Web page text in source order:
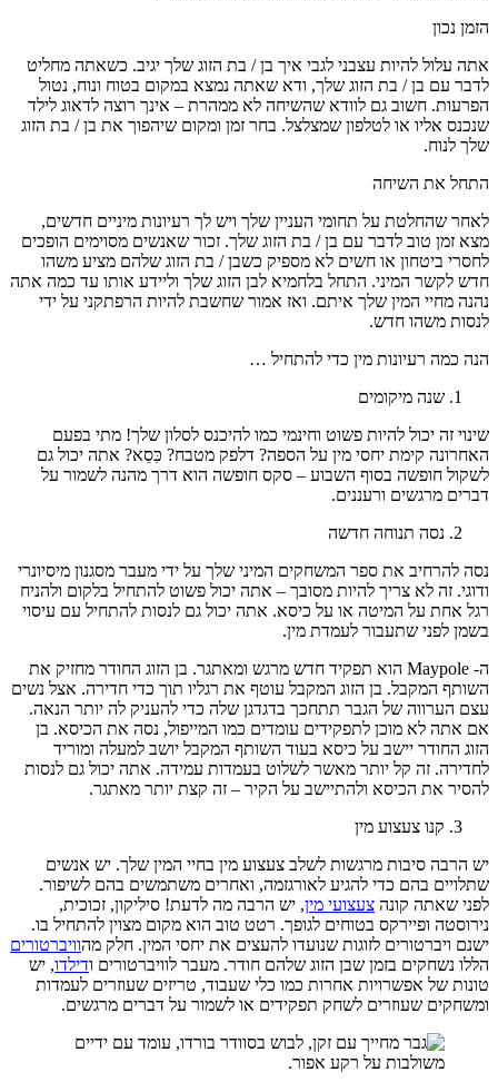
הזמן נכון
אתה עלול להיות עצבני לגבי איך בן / בת הזוג שלך יגיב. כשאתה מחליט
לדבר עם בן / בת הזוג שלך, ודא שאתה נמצא במקום בטוח ונוח, נטול
הפרעות. חשוב גם לוודא שהשיחה לא ממהרת – אינך רוצה לדאוג לילד
שנכנס אליו או לטלפון שמצלצל. בחר זמן ומקום שיהפוך את בן / בת הזוג
שלך לנוח.
התחל את השיחה
לאחר שהחלטת על תחומי העניין שלך ויש לך רעיונות מיניים חדשים,
מצא זמן טוב לדבר עם בן / בת הזוג שלך. זכור שאנשים מסוימים הופכים
לחסרי ביטחון או חשים לא מספיק כשבן / בת הזוג שלהם מציע משהו
חדש לקשר המיני. התחל בלחמיא לבן הזוג שלך וליידע אותו עד כמה אתה
נהנה מחיי המין שלך איתם. ואז אמור שחשבת להיות הרפתקני על ידי
לנסות משהו חדש.
הנה כמה רעיונות מין כדי להתחיל …
שנה מיקומים
שינוי זה יכול להיות פשוט וחינמי כמו להיכנס לסלון שלך! מתי בפעם
האחרונה קימת יחסי מין על הספה? דלפק מטבח? כִּסֵא? אתה יכול גם
לשקול חופשה בסוף השבוע – סקס חופשה הוא דרך מהנה לשמור על
דברים מרגשים ורעננים.
נסה תנוחה חדשה
נסה להרחיב את ספר המשחקים המיני שלך על ידי מעבר מסגנון מיסיונרי
ודוגי. זה לא צריך להיות מסובך – אתה יכול פשוט להתחיל בלקום ולהניח
רגל אחת על המיטה או על כיסא. אתה יכול גם לנסות להתחיל עם עיסוי
בשמן לפני שתעבור לעמדת מין.
ה- Maypole הוא תפקיד חדש מרגש ומאתגר. בן הזוג החודר מחזיק את
השותף המקבל. בן הזוג המקבל עוטף את רגליו תוך כדי חדירה. אצל נשים
עצם הערווה של הגבר תתחכך בדגדגן שלה כדי להעניק לה יותר הנאה.
אם אתה לא מוכן לתפקידים עומדים כמו המייפול, נסה את הכיסא. בן
הזוג החודר יישב על כיסא בעוד השותף המקבל יושב למעלה ומוריד
לחדירה. זה קל יותר מאשר לשלוט בעמדות עמידה. אתה יכול גם לנסות
להסיר את הכיסא ולהתיישב על הקיר – זה קצת יותר מאתגר.
קנו צעצוע מין
יש הרבה סיבות מרגשות לשלב צעצוע מין בחיי המין שלך. יש אנשים
שתלויים בהם כדי להגיע לאורגזמה, ואחרים משתמשים בהם לשיפור.
לפני שאתה קונה צעצועי מין, יש הרבה מה לדעת! סיליקון, זכוכית,
נירוסטה ופיירקס בטוחים לגופך. רטט טוב הוא מקום מצוין להתחיל בו.
ישנם ויברטורים לזוגות שנועדו להעצים את יחסי המין. חלק מהוויברטורים
הללו נשחקים בזמן שבן הזוג שלהם חודר. מעבר לוויברטורים ודילדו, יש
טונות של אפשרויות אחרות כמו כלי שעבוד, טריזים שעוזרים לעמדות
ומשחקים שעוזרים לשחק תפקידים או לשמור על דברים מרגשים.